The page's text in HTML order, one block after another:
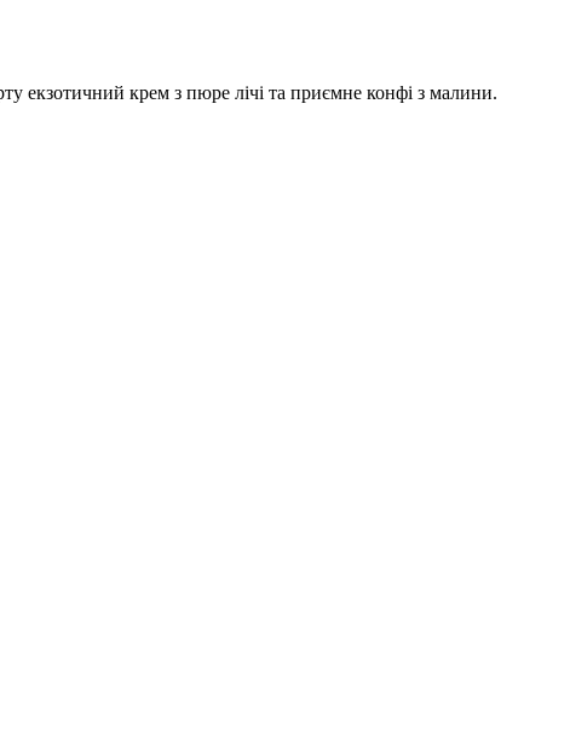
екзотичний крем з пюре лічі та приємне конфі з малини.